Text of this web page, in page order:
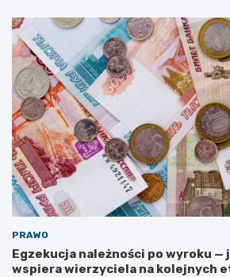
PRAWO
Egzekucja należności po wyroku —
wspiera wierzyciela na kolejnych